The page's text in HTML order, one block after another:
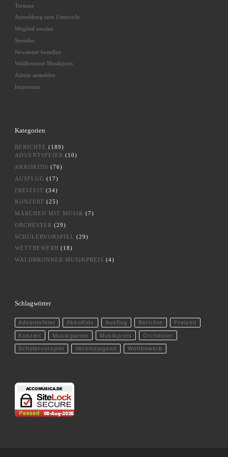
Termine
Anmeldung zum Unterricht
Mitglied werden
Spenden
Newsletter bestellen
Waldbronner Musikpreis
Admin anmelden
Impressum
Kategorien
BERICHTE (189)
ADVENTSFEIER (10)
AKKOKIDS (76)
AUSFLUG (17)
FREIZEIT (34)
KONZERT (25)
MÄRCHEN MIT MUSIK (7)
ORCHESTER (29)
SCHÜLERVORSPIEL (29)
WETTBEWERB (18)
WALDBRONNER MUSIKPREIS (4)
Schlagwörter
Adventsfeier AkkoKids Ausflug Berichte Freizeit
Konzert Musikgarten Musikpreis Orchester
Schülervorspiel Vereinsjugend Wettbewerb